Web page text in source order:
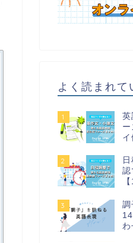
よく読まれて
1
英
イ
2
認
3
調
わ